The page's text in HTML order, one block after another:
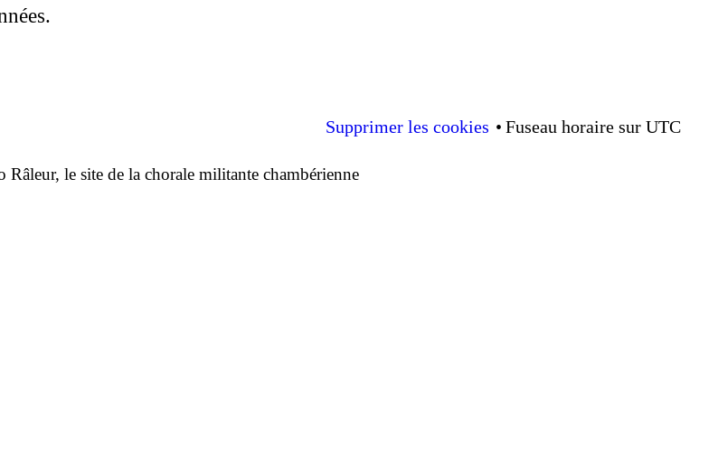
Fuseau horaire sur UTC
Supprimer les cookies
Râleur, le site de la chorale militante chambérienne